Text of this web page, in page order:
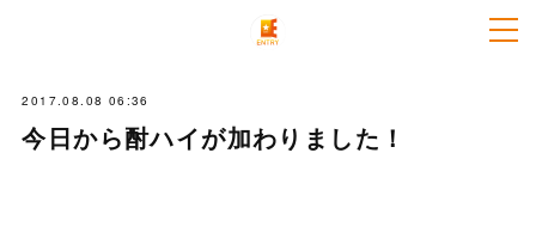
2017.08.08 06:36
今日から酎ハイが加わりました！